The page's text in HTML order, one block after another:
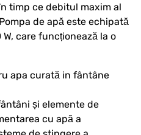
timp ce debitul maxim al
de apă este echipată
care funcționează la o
apa curată in fântâne
și elemente de
cu apă a